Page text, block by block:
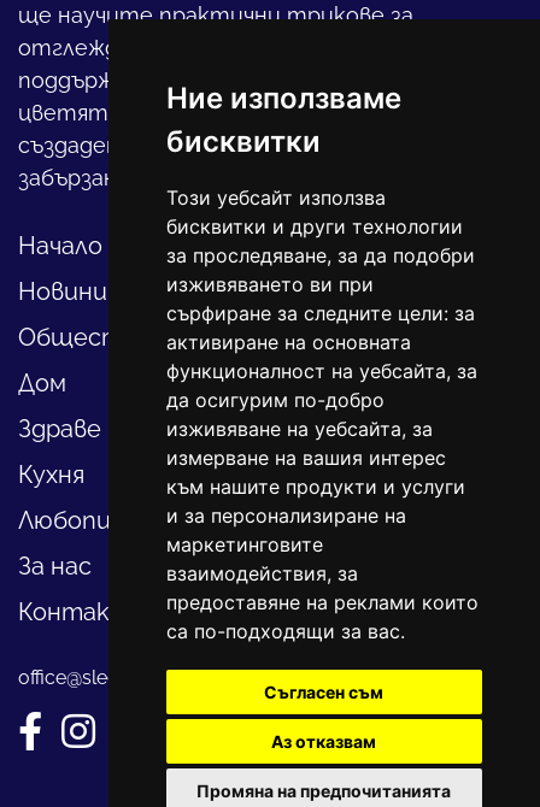
Ние използваме
бисквитки
Този уебсайт използва
бисквитки и други технологии
за проследяване, за да подобри
изживяването ви при
сърфиране за следните цели: за
активиране на основната
функционалност на уебсайта, за
да осигурим по-добро
изживяване на уебсайта, за
измерване на вашия интерес
към нашите продукти и услуги
и за персонализиране на
маркетинговите
взаимодействия, за
предоставяне на реклами които
са по-подходящи за вас.
Съгласен съм
Аз отказвам
Промяна на предпочитанията
ще научите практични трикове за
отглеждането на детето, за
поддържането на дома и градината,
цветята, интериора и, въобще, как да
създадете своя уютен оазис в този така
забързан свят.
Начало
Новини
Общество
Дом
Здраве
Кухня
Любопитно
За нас
Контакти
office@sledvayme.net